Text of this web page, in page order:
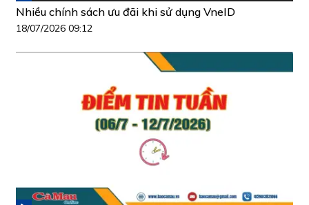
Nhiều chính sách ưu đãi khi sử dụng VneID
18/07/2026 09:12